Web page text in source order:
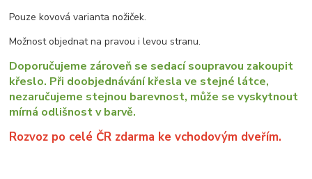
Pouze kovová varianta nožiček.
Možnost objednat na pravou i levou stranu.
Doporučujeme zároveň se sedací soupravou zakoupit
křeslo. Při doobjednávání křesla ve stejné látce,
nezaručujeme stejnou barevnost, může se vyskytnout
mírná odlišnost v barvě.
Rozvoz po celé ČR zdarma ke vchodovým dveřím.